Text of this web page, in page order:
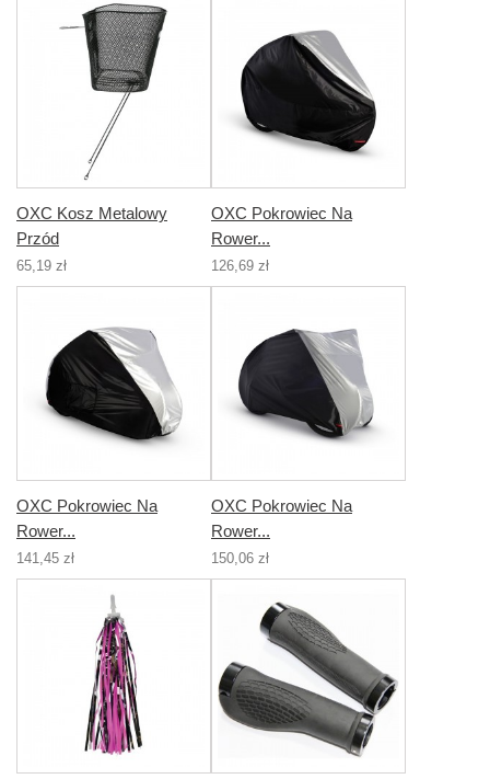
OXC Kosz Metalowy
Przód
65,19 zł
OXC Pokrowiec Na
Rower...
126,69 zł
OXC Pokrowiec Na
Rower...
141,45 zł
OXC Pokrowiec Na
Rower...
150,06 zł